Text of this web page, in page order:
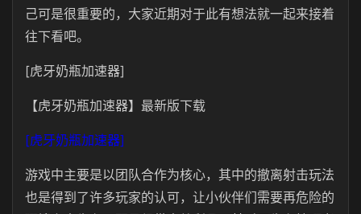
己可是很重要的，大家近期对于此有想法就一起来接着
往下看吧。
[虎牙奶瓶加速器]
【虎牙奶瓶加速器】最新版下载
[虎牙奶瓶加速器]
游戏中主要是以团队合作为核心，其中的撤离射击玩法
也是得到了许多玩家的认可，让小伙伴们需要再危险的